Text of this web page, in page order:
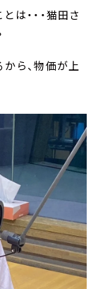
・・・猫田さ
ら、物価が上